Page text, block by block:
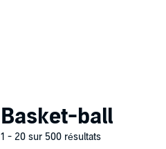
Basket-ball
1 - 20 sur 500 résultats